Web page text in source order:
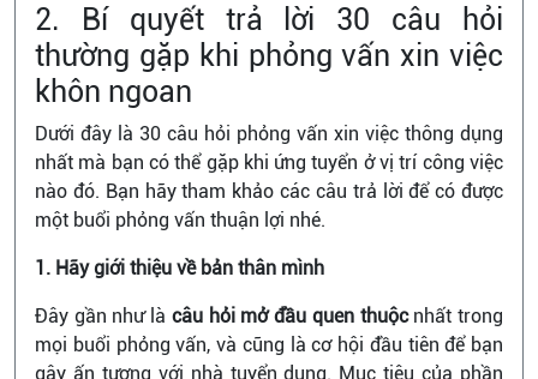
2. Bí quyết trả lời 30 câu hỏi
thường gặp khi phỏng vấn xin việc
khôn ngoan
Dưới đây là 30 câu hỏi phỏng vấn xin việc thông dụng
nhất mà bạn có thể gặp khi ứng tuyển ở vị trí công việc
nào đó. Bạn hãy tham khảo các câu trả lời để có được
một buổi phỏng vấn thuận lợi nhé.
1. Hãy giới thiệu về bản thân mình
Đây gần như là câu hỏi mở đầu quen thuộc nhất trong
mọi buổi phỏng vấn, và cũng là cơ hội đầu tiên để bạn
gây ấn tượng với nhà tuyển dụng. Mục tiêu của phần